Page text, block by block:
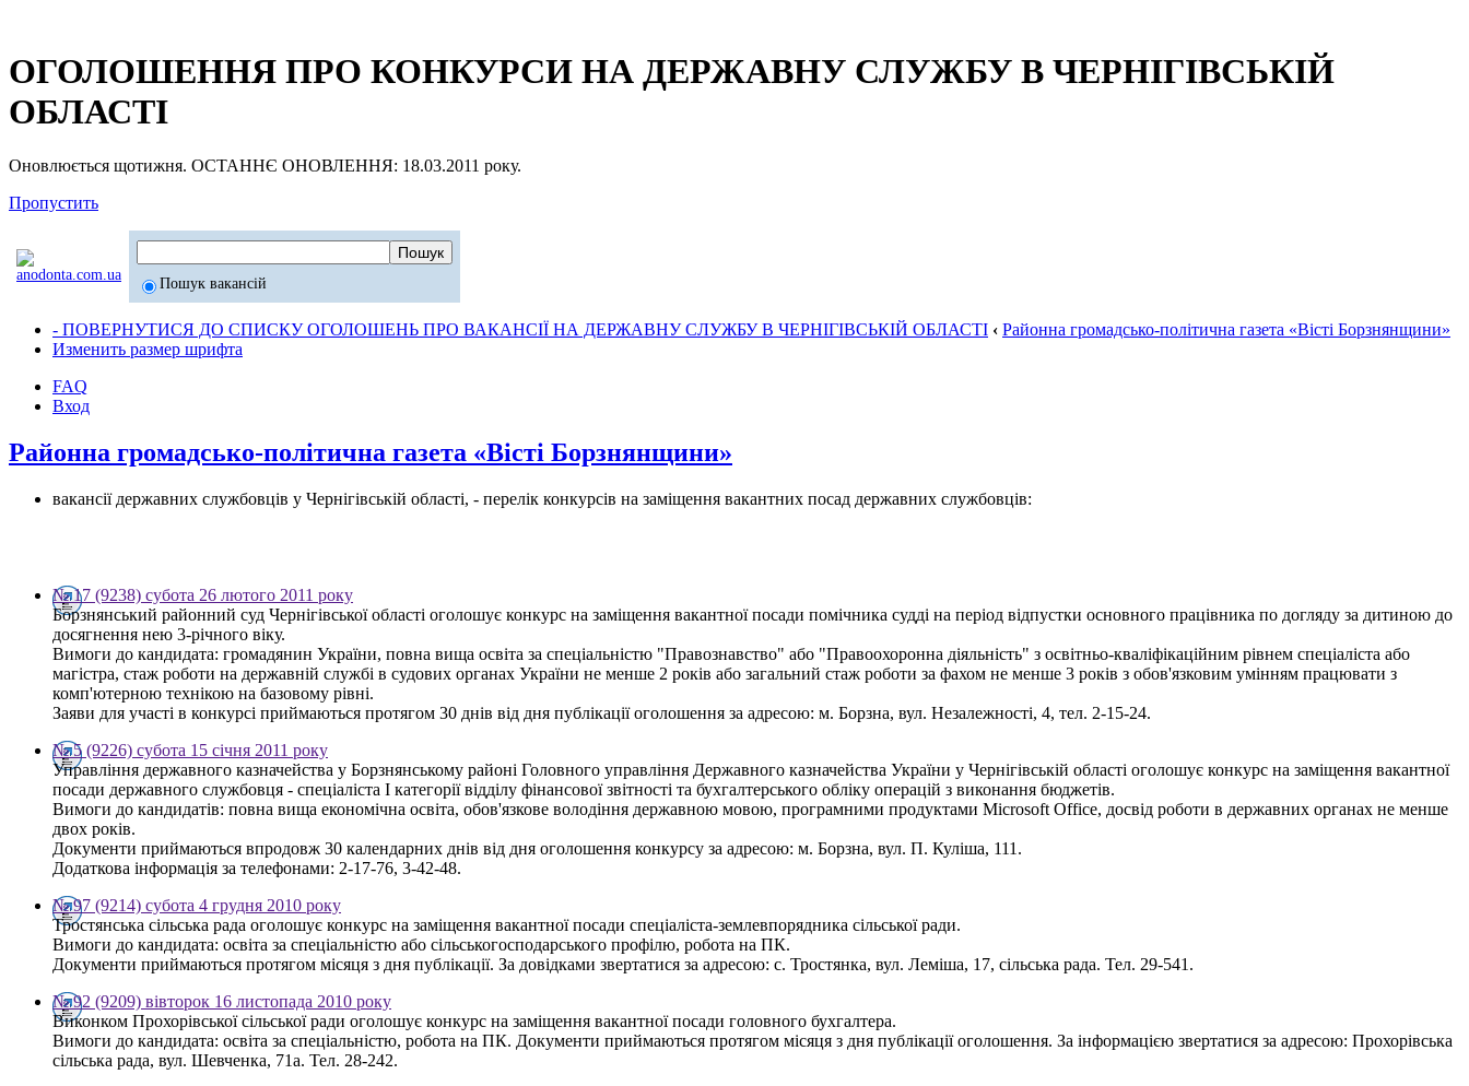
ОГОЛОШЕННЯ ПРО КОНКУРСИ НА ДЕРЖАВНУ СЛУЖБУ В ЧЕРНІГІВСЬКІЙ
ОБЛАСТІ
Оновлюється щотижня. ОСТАННЄ ОНОВЛЕННЯ: 18.03.2011 року.
Пропустить
Пошук вакансій
- ПОВЕРНУТИСЯ ДО СПИСКУ ОГОЛОШЕНЬ ПРО ВАКАНСІЇ НА ДЕРЖАВНУ СЛУЖБУ В ЧЕРНІГІВСЬКІЙ ОБЛАСТІ ‹ Районна громадсько-політична газета «Вісті Борзнянщини»
Изменить размер шрифта
FAQ
Вход
Районна громадсько-політична газета «Вісті Борзнянщини»
вакансії державних службовців у Чернігівській області, - перелік конкурсів на заміщення вакантних посад державних службовців:
№ 17 (9238) субота 26 лютого 2011 року
Борзнянський районний суд Чернігівської області оголошує конкурс на заміщення вакантної посади помічника судді на період відпустки основного працівника по догляду за дитиною до
досягнення нею 3-річного віку.
Вимоги до кандидата: громадянин України, повна вища освіта за спеціальністю "Правознавство" або "Правоохоронна діяльність" з освітньо-кваліфікаційним рівнем спеціаліста або
магістра, стаж роботи на державній службі в судових органах України не менше 2 років або загальний стаж роботи за фахом не менше 3 років з обов'язковим умінням працювати з
комп'ютерною технікою на базовому рівні.
Заяви для участі в конкурсі приймаються протягом 30 днів від дня публікації оголошення за адресою: м. Борзна, вул. Незалежності, 4, тел. 2-15-24.
№ 5 (9226) субота 15 січня 2011 року
Управління державного казначейства у Борзнянському районі Головного управління Державного казначейства України у Чернігівській області оголошує конкурс на заміщення вакантної
посади державного службовця - спеціаліста І категорії відділу фінансової звітності та бухгалтерського обліку операцій з виконання бюджетів.
Вимоги до кандидатів: повна вища економічна освіта, обов'язкове володіння державною мовою, програмними продуктами Microsoft Office, досвід роботи в державних органах не менше
двох років.
Документи приймаються впродовж 30 календарних днів від дня оголошення конкурсу за адресою: м. Борзна, вул. П. Куліша, 111.
Додаткова інформація за телефонами: 2-17-76, 3-42-48.
№ 97 (9214) субота 4 грудня 2010 року
Тростянська сільська рада оголошує конкурс на заміщення вакантної посади спеціаліста-землевпорядника сільської ради.
Вимоги до кандидата: освіта за спеціальністю або сільськогосподарського профілю, робота на ПК.
Документи приймаються протягом місяця з дня публікації. За довідками звертатися за адресою: с. Тростянка, вул. Леміша, 17, сільська рада. Тел. 29-541.
№ 92 (9209) вівторок 16 листопада 2010 року
Виконком Прохорівської сільської ради оголошує конкурс на заміщення вакантної посади головного бухгалтера.
Вимоги до кандидата: освіта за спеціальністю, робота на ПК. Документи приймаються протягом місяця з дня публікації оголошення. За інформацією звертатися за адресою: Прохорівська
сільська рада, вул. Шевченка, 71а. Тел. 28-242.